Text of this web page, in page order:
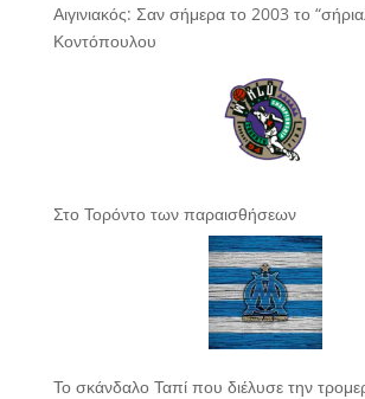
Αιγινιακός: Σαν σήμερα το 2003 το
Κοντόπουλου
Στο Τορόντο των παραισθήσεων
Το σκάνδαλο Ταπί που διέλυσε την